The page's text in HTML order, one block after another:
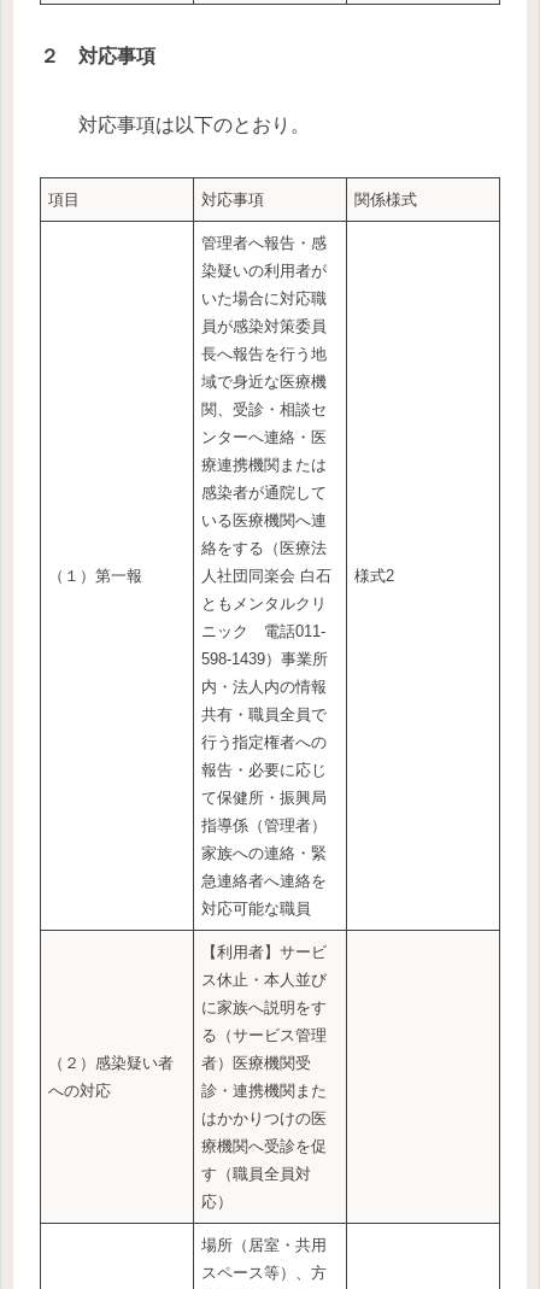
２ 対応事項
対応事項は以下のとおり。
項目 対応事項 関係様式
（１）第一報
管理者へ報告・感
染疑いの利用者が
いた場合に対応職
員が感染対策委員
長へ報告を行う地
域で身近な医療機
関、受診・相談セ
ンターへ連絡・医
療連携機関または
感染者が通院して
いる医療機関へ連
絡をする（医療法
人社団同楽会 白石
ともメンタルクリ
ニック 電話011-
598-1439）事業所
内・法人内の情報
共有・職員全員で
行う指定権者への
報告・必要に応じ
て保健所・振興局
指導係（管理者）
家族への連絡・緊
急連絡者へ連絡を
対応可能な職員
様式2
（２）感染疑い者
への対応
【利用者】サービ
ス休止・本人並び
に家族へ説明をす
る（サービス管理
者）医療機関受
診・連携機関また
はかかりつけの医
療機関へ受診を促
す（職員全員対
応）
場所（居室・共用
スペース等）、方